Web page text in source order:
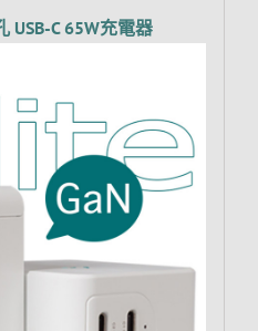
USB-C 65W充電器